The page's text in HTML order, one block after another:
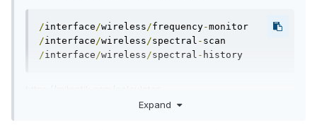
/interface/wireless/frequency-
/interface/wireless/spectral -
/interface/wireless/spectral - history
https://rfelements.com/calcExpand